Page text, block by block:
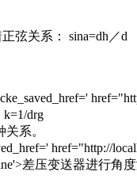
在着正弦关系：
k=1/drg
系。
href="http://
差压变送器进行